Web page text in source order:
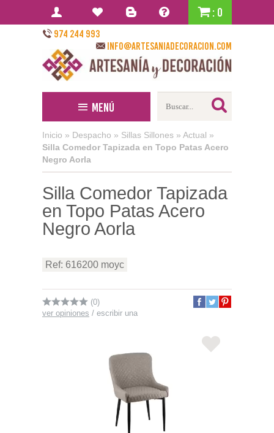
: 0
974 244 993
info@artesaniadecoracion.com
Menú
Inicio » Despacho » Sillas Sillones » Actual »
Silla Comedor Tapizada en Topo Patas Acero
Negro Aorla
Silla Comedor Tapizada
en Topo Patas Acero
Negro Aorla
Ref: 616200 moyc
(0)
ver opiniones / escribir una